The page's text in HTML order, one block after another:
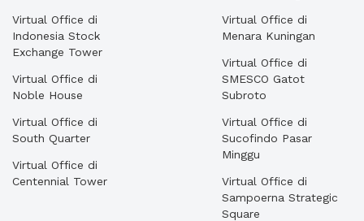
Virtual Office di
Indonesia Stock
Exchange Tower
Virtual Office di
Noble House
Virtual Office di
South Quarter
Virtual Office di
Centennial Tower
Virtual Office di
Menara Kuningan
Virtual Office di
SMESCO Gatot
Subroto
Virtual Office di
Sucofindo Pasar
Minggu
Virtual Office di
Sampoerna Strategic
Square